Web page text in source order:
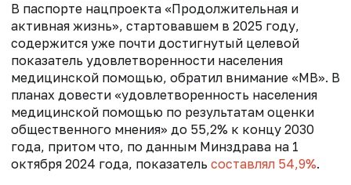
В паспорте нацпроекта «Продолжительная и
активная жизнь», стартовавшем в 2025 году,
содержится уже почти достигнутый целевой
показатель удовлетворенности населения
медицинской помощью, обратил внимание «МВ». В
планах довести «удовлетворенность населения
медицинской помощью по результатам оценки
общественного мнения» до 55,2% к концу 2030
года, притом что, по данным Минздрава на 1
октября 2024 года, показатель составлял 54,9%.